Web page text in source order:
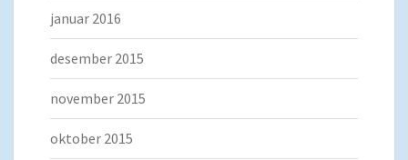
januar 2016
desember 2015
november 2015
oktober 2015